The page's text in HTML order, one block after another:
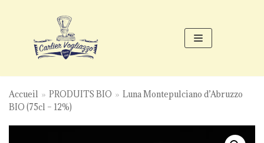
contenu
Accueil » PRODUITS BIO » Luna Montepulciano d’Abruzzo
BIO (75cl – 12%)